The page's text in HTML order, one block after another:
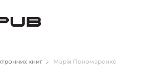
Художня література (1854)
книг Марія Пономаренко